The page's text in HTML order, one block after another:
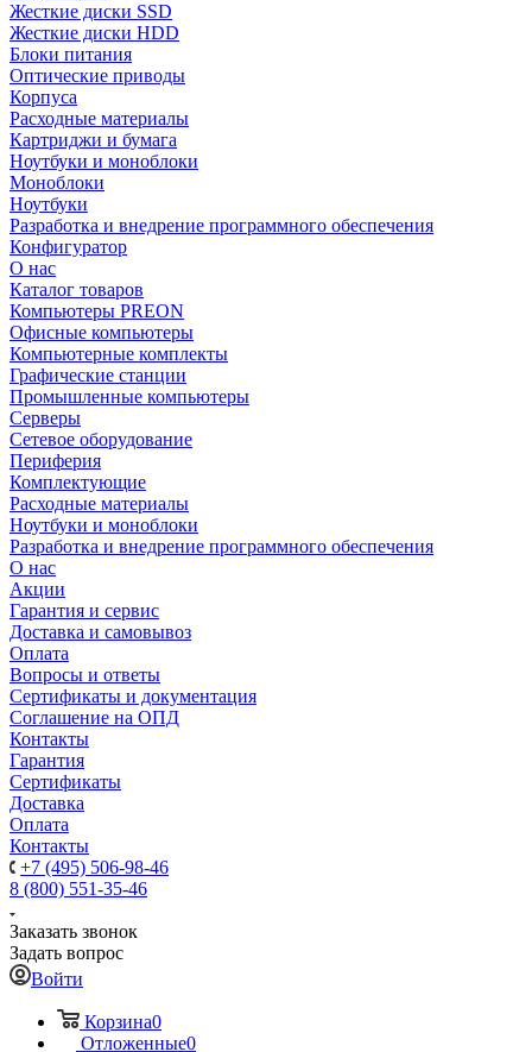
Жесткие диски SSD
Жесткие диски HDD
Блоки питания
Оптические приводы
Корпуса
Расходные материалы
Картриджи и бумага
Ноутбуки и моноблоки
Моноблоки
Ноутбуки
Разработка и внедрение программного обеспечения
Конфигуратор
О нас
Каталог товаров
Компьютеры PREON
Офисные компьютеры
Компьютерные комплекты
Графические станции
Промышленные компьютеры
Серверы
Сетевое оборудование
Периферия
Комплектующие
Расходные материалы
Ноутбуки и моноблоки
Разработка и внедрение программного обеспечения
О нас
Акции
Гарантия и сервис
Доставка и самовывоз
Оплата
Вопросы и ответы
Сертификаты и документация
Соглашение на ОПД
Контакты
Гарантия
Сертификаты
Доставка
Оплата
Контакты
+7 (495) 506-98-46
8 (800) 551-35-46
Заказать звонок
Задать вопрос
Войти
Корзина0
Отложенные0